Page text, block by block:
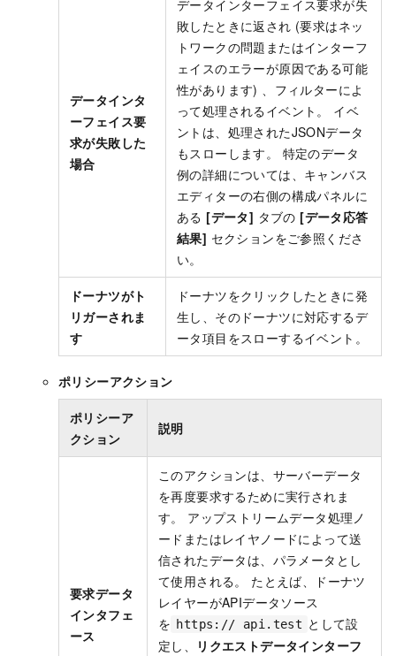
データインタ
ーフェイス要
求が失敗した
場合
データインターフェイス要求が失
敗したときに返され (要求はネッ
トワークの問題またはインターフ
ェイスのエラーが原因である可能
性があります) 、フィルターによ
って処理されるイベント。 イベ
ントは、処理されたJSONデータ
もスローします。 特定のデータ
例の詳細については、キャンバス
エディターの右側の構成パネルに
ある [データ] タブの [データ応答
結果] セクションをご参照くださ
い。
ドーナツがト
リガーされま
す
ドーナツをクリックしたときに発
生し、そのドーナツに対応するデ
ータ項目をスローするイベント。
ポリシーアクション
ポリシーア
クション
説明
要求データ
インタフェ
ース
このアクションは、サーバーデータ
を再度要求するために実行されま
す。 アップストリームデータ処理ノ
ードまたはレイヤノードによって送
信されたデータは、パラメータとし
て使用される。 たとえば、ドーナツ
レイヤーがAPIデータソース
を https:// api.test として設
定し、
リクエストデータインターフ